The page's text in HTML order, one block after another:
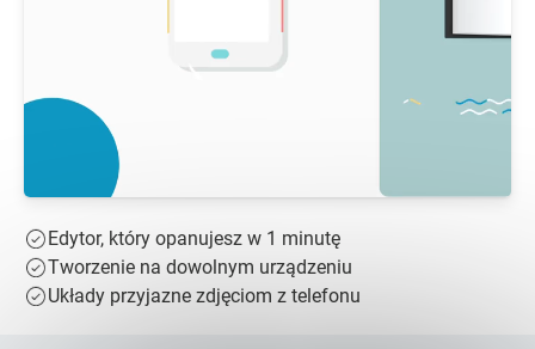
Edytor, który opanujesz w 1 minutę
Tworzenie na dowolnym urządzeniu
Układy przyjazne zdjęciom z telefonu